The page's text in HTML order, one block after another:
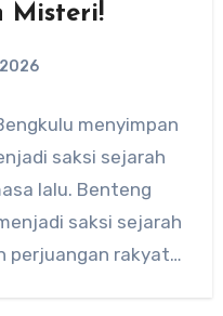
Misteri!
menyimpan
saksi sejarah
lalu. Benteng
saksi sejarah
perjuangan rakyat.